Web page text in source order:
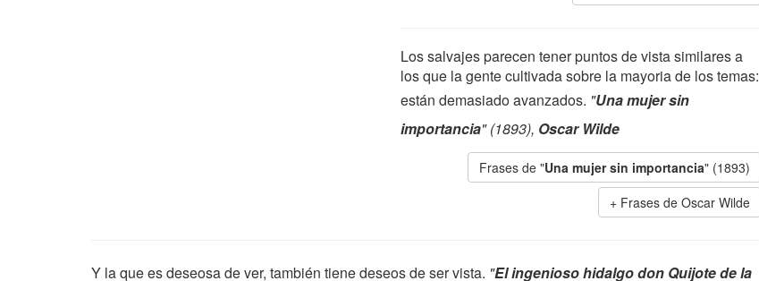
Los salvajes parecen tener puntos de vista similares a
los que la gente cultivada sobre la mayoria de los temas:
están demasiado avanzados. "Una mujer sin
importancia" (1893), Oscar Wilde
Frases de "Una mujer sin importancia" (1893)
Frases de Oscar Wilde
Y la que es deseosa de ver, también tiene deseos de ser vista. "El ingenioso hidalgo don Quijote de la